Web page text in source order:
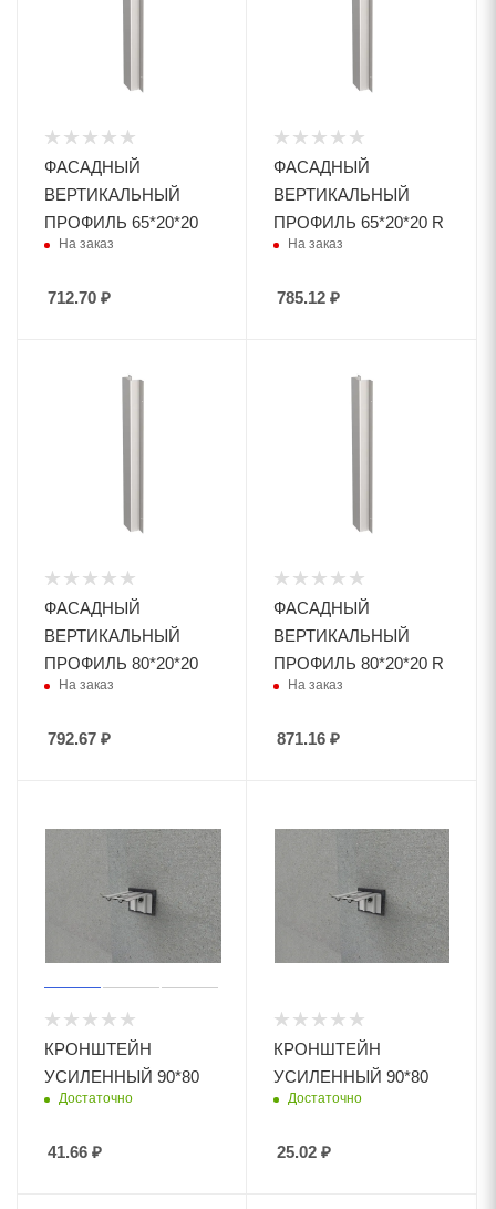
ФАСАДНЫЙ
ВЕРТИКАЛЬНЫЙ
ПРОФИЛЬ 65*20*20
На заказ
712.70 ₽
ФАСАДНЫЙ
ВЕРТИКАЛЬНЫЙ
ПРОФИЛЬ 65*20*20 R
На заказ
785.12 ₽
ФАСАДНЫЙ
ВЕРТИКАЛЬНЫЙ
ПРОФИЛЬ 80*20*20
На заказ
792.67 ₽
ФАСАДНЫЙ
ВЕРТИКАЛЬНЫЙ
ПРОФИЛЬ 80*20*20 R
На заказ
871.16 ₽
КРОНШТЕЙН
УСИЛЕННЫЙ 90*80
Достаточно
41.66 ₽
КРОНШТЕЙН
УСИЛЕННЫЙ 90*80
Достаточно
25.02 ₽